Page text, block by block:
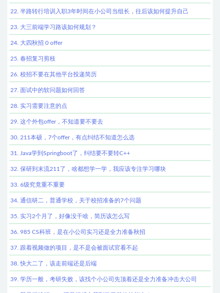
22. 半路转行培训入职3年时间在小公司当组长，往后该如何提升自己
23. 大三前端学习路该如何规划？
24. 大四秋招 0 offer
25. 春招复习剪枝
26. 校招不要在其他平台投递简历
27. 面试中的软问题如何回答
28. 实习需要注意的点
29. 这个外包offer，不知道要不要去
30. 211本硕，7个offer，有点纠结不知道怎么选
31. Java学到Springboot了，纠结要不要转C++
32. 保研到末流211了，啥都想学一学，我应该专注学习哪块
33. 6级究竟重不重要
34. 通信研二，普通学校，关于校招准备的7个问题
35. 实习2个月了，好像没干啥，简历该怎么写
36. 985 CS科班，是在小公司实习还是全力准备秋招
37. 跟着视频做的项目，是不是会被面试官看不起
38. 快大二了，该走前端还是后端
39. 学历一般，考研失败，该找个小公司先顶着还是全力准备冲击大公司